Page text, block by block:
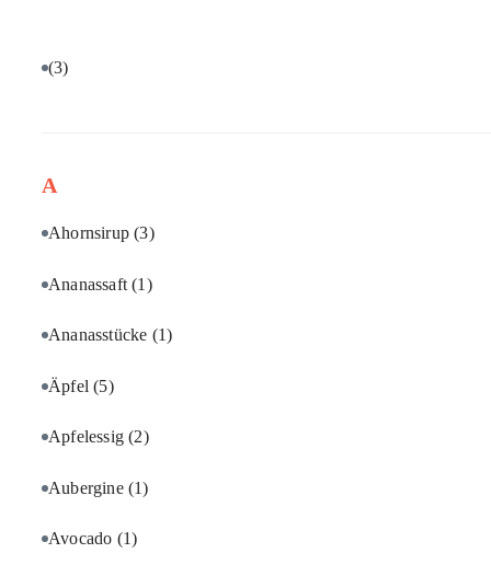
(3)
A
Ahornsirup(3)
Ananassaft(1)
Ananasstücke (1)
Äpfel(5)
Apfelessig(2)
Aubergine (1)
Avocado (1)